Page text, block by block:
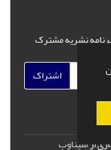
نشریه مشترک
اشتراک
ازسیناوب